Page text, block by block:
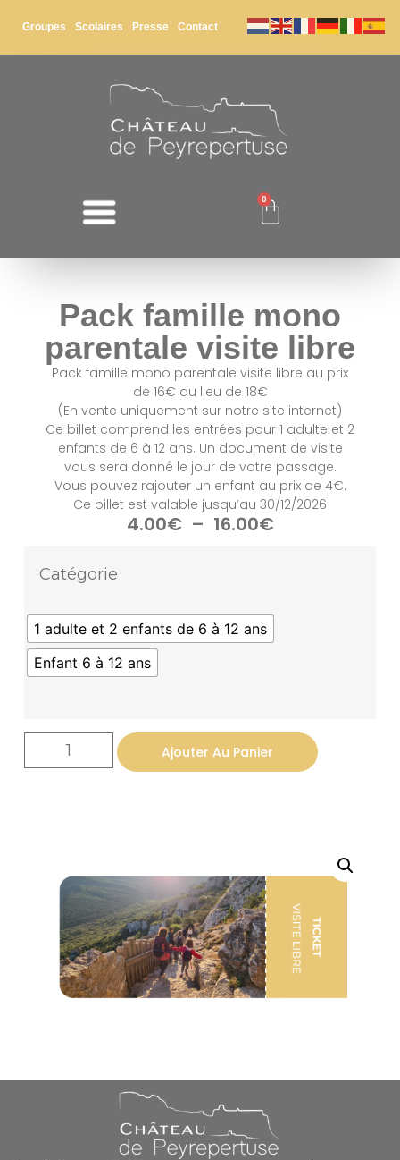
Groupes Scolaires Presse Contact
0
Pack famille mono
parentale visite libre
Pack famille mono parentale visite libre au prix
de 16€ au lieu de 18€
(En vente uniquement sur notre site internet)
Ce billet comprend les entrées pour 1 adulte et 2
enfants de 6 à 12 ans. Un document de visite
vous sera donné le jour de votre passage.
Vous pouvez rajouter un enfant au prix de 4€.
Ce billet est valable jusqu’au 30/12/2026
4.00€ – 16.00€
Catégorie
1 adulte et 2 enfants de 6 à 12 ans
Enfant 6 à 12 ans
Ajouter Au Panier